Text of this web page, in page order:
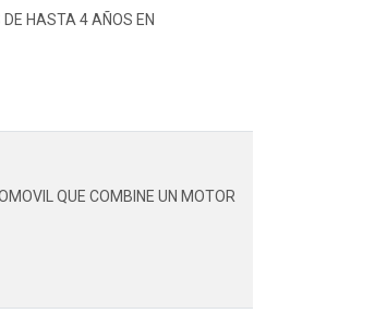
HASTA 4 AÑOS EN
QUE COMBINE UN MOTOR